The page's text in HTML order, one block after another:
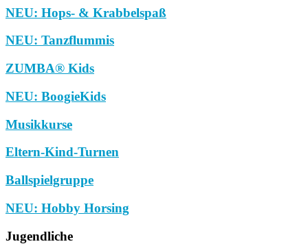
NEU: Hops- & Krabbelspaß
NEU: Tanzflummis
ZUMBA® Kids
NEU: BoogieKids
Musikkurse
Eltern-Kind-Turnen
Ballspielgruppe
NEU: Hobby Horsing
Jugendliche